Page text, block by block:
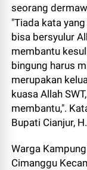
seorang
"Tiada kata
bisa bersyulur
membantu
bingung harus
merupakan
kuasa Allah
membantu,".
Bupati Cianjur,
Warga
Cimanggu